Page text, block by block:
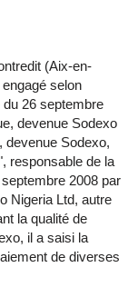
(Aix-en-
selon
26 septembre
devenue Sodexo
devenue Sodexo,
responsable de la
2008 par
Nigeria Ltd, autre
la qualité de
il a saisi la
de diverses